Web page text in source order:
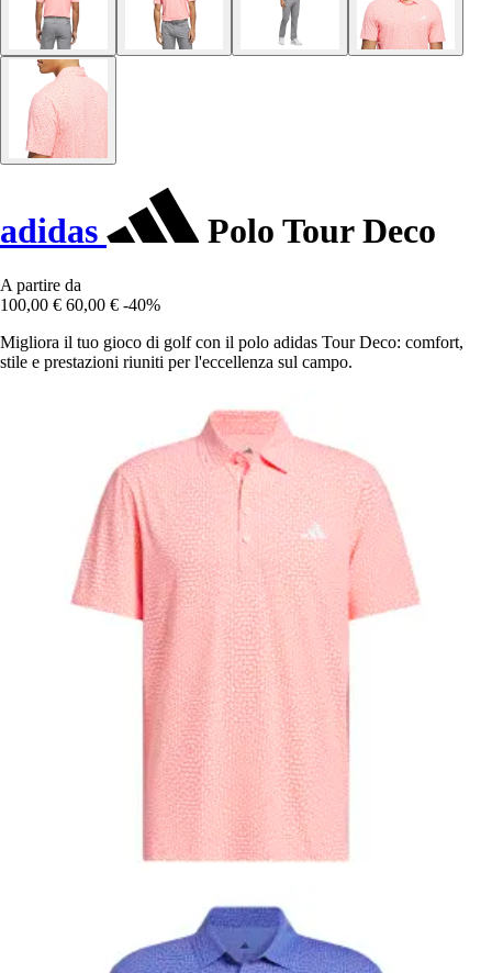
adidas Polo Tour Deco
A partire da
100,00 € 60,00 € -40%
Migliora il tuo gioco di golf con il polo adidas Tour Deco: comfort,
stile e prestazioni riuniti per l'eccellenza sul campo.